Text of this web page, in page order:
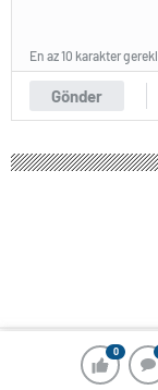
0
Gönder
En az 10 karakter